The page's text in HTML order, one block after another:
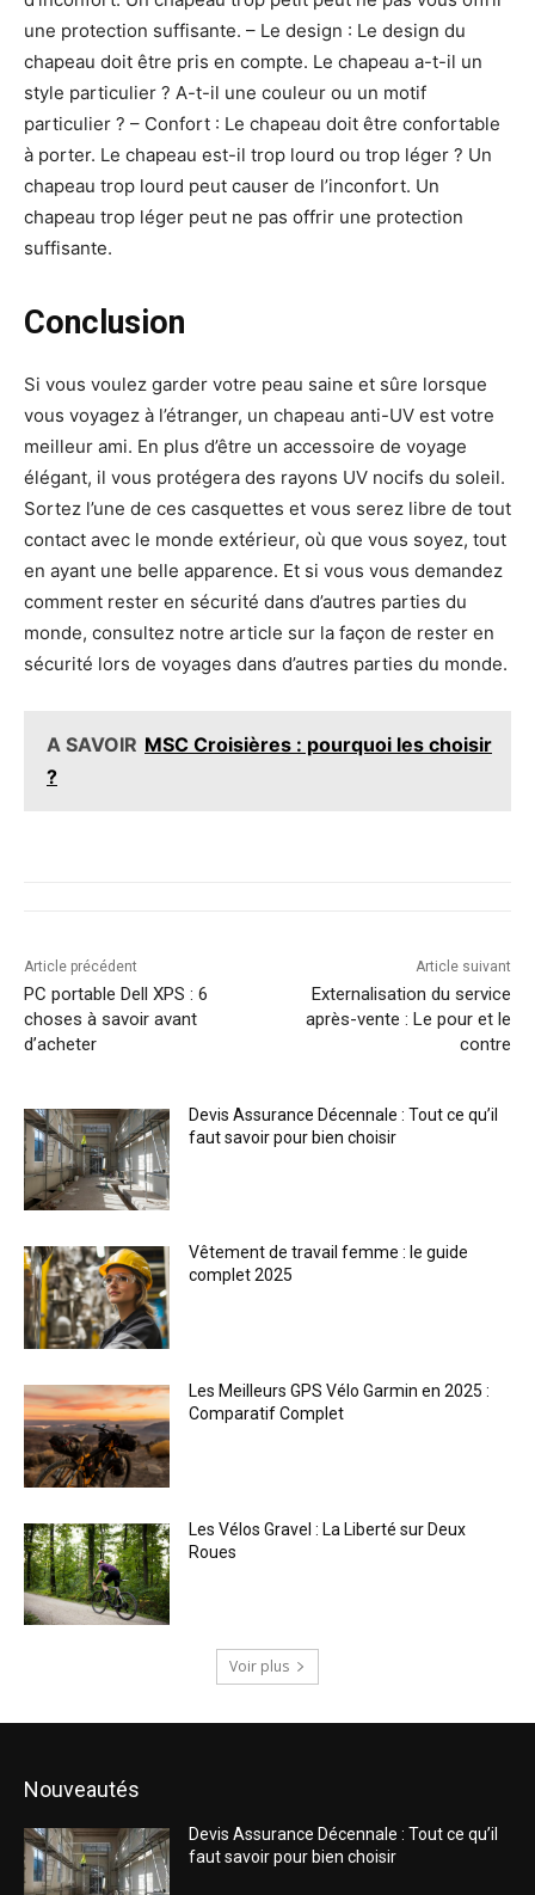
une protection suffisante. – Le design : Le design du
chapeau doit être pris en compte. Le chapeau a-t-il un
style particulier ? A-t-il une couleur ou un motif
particulier ? – Confort : Le chapeau doit être confortable
à porter. Le chapeau est-il trop lourd ou trop léger ? Un
chapeau trop lourd peut causer de l’inconfort. Un
chapeau trop léger peut ne pas offrir une protection
suffisante.
Conclusion
Si vous voulez garder votre peau saine et sûre lorsque
vous voyagez à l’étranger, un chapeau anti-UV est votre
meilleur ami. En plus d’être un accessoire de voyage
élégant, il vous protégera des rayons UV nocifs du soleil.
Sortez l’une de ces casquettes et vous serez libre de tout
contact avec le monde extérieur, où que vous soyez, tout
en ayant une belle apparence. Et si vous vous demandez
comment rester en sécurité dans d’autres parties du
monde, consultez notre article sur la façon de rester en
sécurité lors de voyages dans d’autres parties du monde.
A SAVOIR MSC Croisières : pourquoi les choisir
?
Article précédent
PC portable Dell XPS : 6
choses à savoir avant
d’acheter
Article suivant
Externalisation du service
après-vente : Le pour et le
contre
Devis Assurance Décennale : Tout ce qu’il
faut savoir pour bien choisir
Vêtement de travail femme : le guide
complet 2025
Les Meilleurs GPS Vélo Garmin en 2025 :
Comparatif Complet
Les Vélos Gravel : La Liberté sur Deux
Roues
Voir plus
Nouveautés
Devis Assurance Décennale : Tout ce qu’il
faut savoir pour bien choisir